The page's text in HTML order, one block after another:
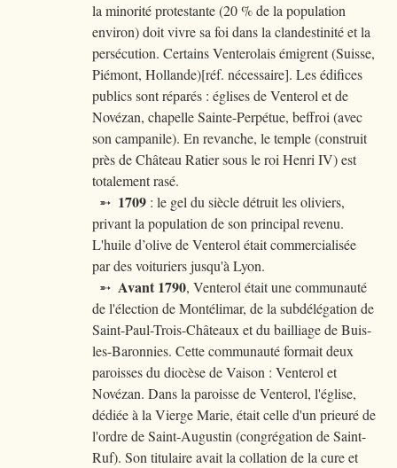
la minorité protestante (20 % de la population
environ) doit vivre sa foi dans la clandestinité et la
persécution. Certains Venterolais émigrent (Suisse,
Piémont, Hollande)[réf. nécessaire]. Les édifices
publics sont réparés : églises de Venterol et de
Novézan, chapelle Sainte-Perpétue, beffroi (avec
son campanile). En revanche, le temple (construit
près de Château Ratier sous le roi Henri IV) est
totalement rasé.
➵ 1709 : le gel du siècle détruit les oliviers,
privant la population de son principal revenu.
L'huile d’olive de Venterol était commercialisée
par des voituriers jusqu'à Lyon.
➵ Avant 1790, Venterol était une communauté
de l'élection de Montélimar, de la subdélégation de
Saint-Paul-Trois-Châteaux et du bailliage de Buis-
les-Baronnies. Cette communauté formait deux
paroisses du diocèse de Vaison : Venterol et
Novézan. Dans la paroisse de Venterol, l'église,
dédiée à la Vierge Marie, était celle d'un prieuré de
l'ordre de Saint-Augustin (congrégation de Saint-
Ruf). Son titulaire avait la collation de la cure et